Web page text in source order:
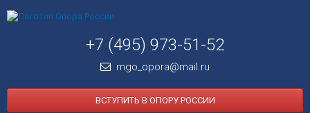
+7 (495) 973-51-52
mgo_opora@mail.ru
ВСТУПИТЬ В ОПОРУ РОССИИ